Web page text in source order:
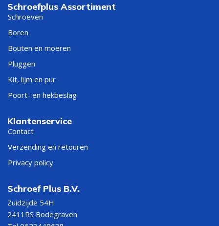
Schroefplus Assortiment
Schroeven
Boren
Bouten en moeren
Pluggen
Kit, lijm en pur
Poort- en hekbeslag
Klantenservice
Contact
Verzending en retouren
Privacy policy
Schroef Plus B.V.
Zuidzijde 54H
2411RS Bodegraven